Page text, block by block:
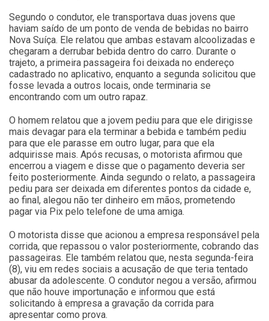
Segundo o condutor, ele transportava duas jovens que
haviam saído de um ponto de venda de bebidas no bairro
Nova Suíça. Ele relatou que ambas estavam alcoolizadas e
chegaram a derrubar bebida dentro do carro. Durante o
trajeto, a primeira passageira foi deixada no endereço
cadastrado no aplicativo, enquanto a segunda solicitou que
fosse levada a outros locais, onde terminaria se
encontrando com um outro rapaz.
O homem relatou que a jovem pediu para que ele dirigisse
mais devagar para ela terminar a bebida e também pediu
para que ele parasse em outro lugar, para que ela
adquirisse mais. Após recusas, o motorista afirmou que
encerrou a viagem e disse que o pagamento deveria ser
feito posteriormente. Ainda segundo o relato, a passageira
pediu para ser deixada em diferentes pontos da cidade e,
ao final, alegou não ter dinheiro em mãos, prometendo
pagar via Pix pelo telefone de uma amiga.
O motorista disse que acionou a empresa responsável pela
corrida, que repassou o valor posteriormente, cobrando das
passageiras. Ele também relatou que, nesta segunda-feira
(8), viu em redes sociais a acusação de que teria tentado
abusar da adolescente. O condutor negou a versão, afirmou
que não houve importunação e informou que está
solicitando à empresa a gravação da corrida para
apresentar como prova.